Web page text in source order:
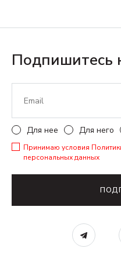
Подпишитесь
Для нее Для него
Принимаю условия
персональных данных